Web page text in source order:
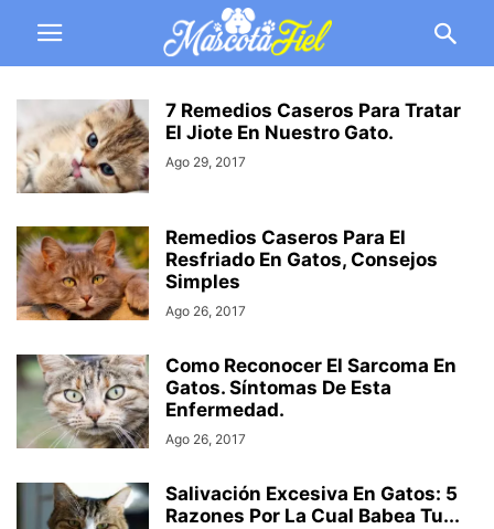
7 Remedios Caseros Para Tratar
El Jiote En Nuestro Gato.
Ago 29, 2017
Remedios Caseros Para El
Resfriado En Gatos, Consejos
Simples
Ago 26, 2017
Como Reconocer El Sarcoma En
Gatos. Síntomas De Esta
Enfermedad.
Ago 26, 2017
Salivación Excesiva En Gatos: 5
Razones Por La Cual Babea Tu...